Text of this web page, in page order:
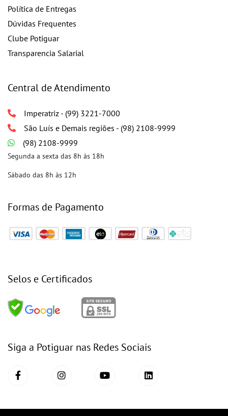
Política de Entregas
Dúvidas Frequentes
Clube Potiguar
Transparencia Salarial
Central de Atendimento
Imperatriz - (99) 3221-7000
São Luís e Demais regiões - (98) 2108-9999
(98) 2108-9999
Segunda a sexta das 8h às 18h
Sábado das 8h às 12h
Formas de Pagamento
Selos e Certificados
Siga a Potiguar nas Redes Sociais